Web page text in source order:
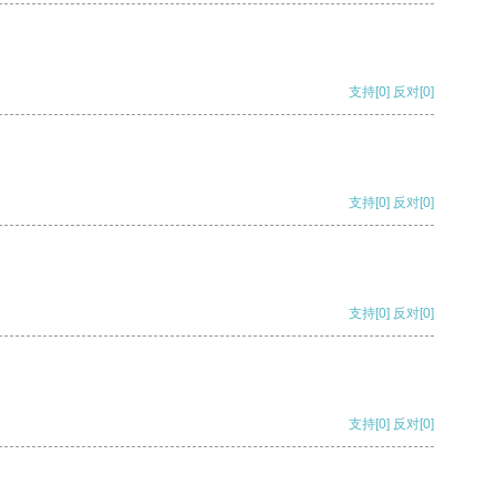
支持[0] 反对[0]
支持[0] 反对[0]
支持[0] 反对[0]
支持[0] 反对[0]